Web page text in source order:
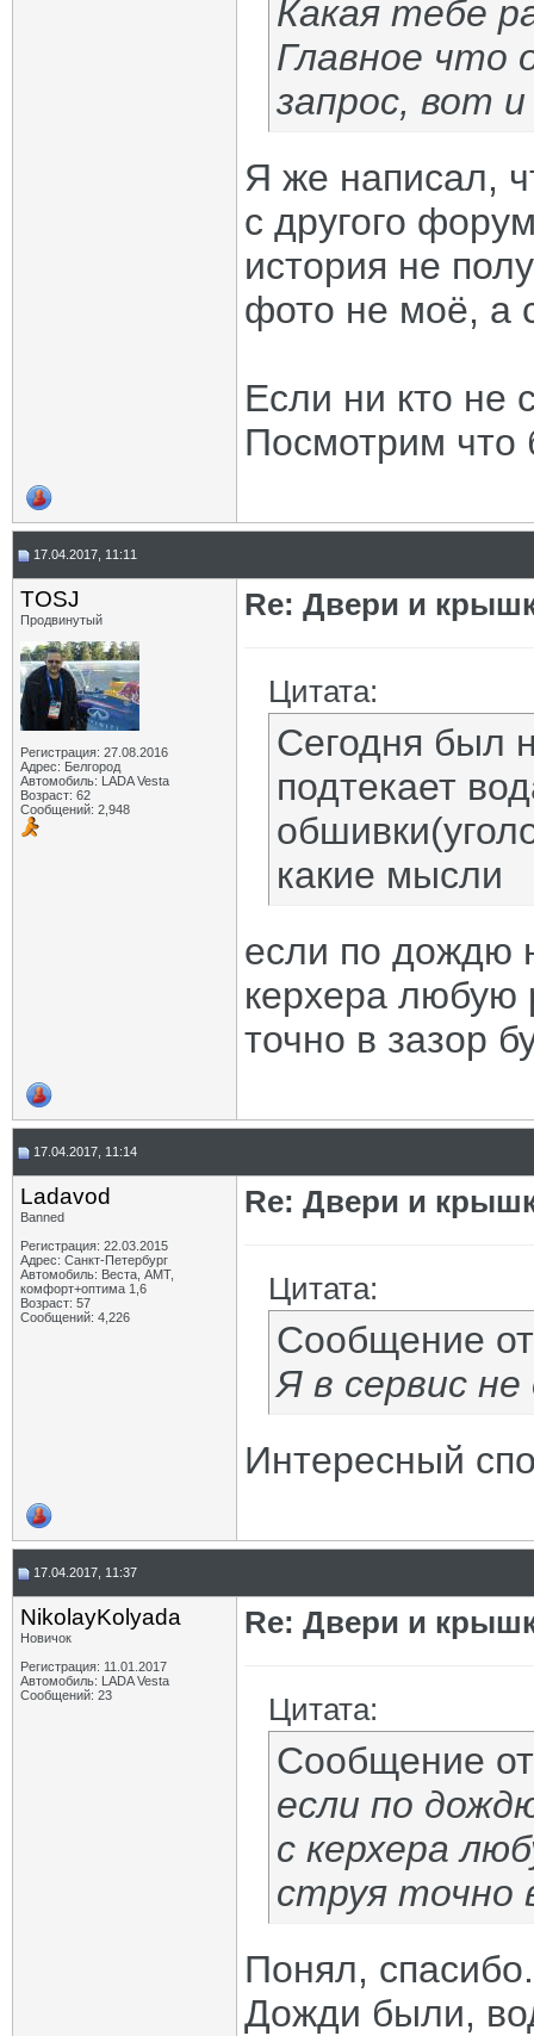
Какая тебе
Главное что
запрос, вот
Я же написал,
с другого
история не
фото не моё, а
Если ни кто не
Посмотрим что
17.04.2017, 11:11
TOSJ
Продвинутый
Регистрация: 27.08.2016
Адрес: Белгород
Автомобиль: LADA Vesta
Возраст: 62
Сообщений: 2,948
Re: Двери и
Цитата:
Сегодня был
подтекает
какие мысли
если по дождю
керхера любую
точно в зазор
17.04.2017, 11:14
Ladavod
Banned
Регистрация: 22.03.2015
Адрес: Санкт-Петербург
Автомобиль: Веста, АМТ,
комфорт+оптима 1,6
Возраст: 57
Сообщений: 4,226
Re: Двери и
Цитата:
Сообщение
Я в сервис
Интересный
17.04.2017, 11:37
NikolayKolyada
Новичок
Регистрация: 11.01.2017
Автомобиль: LADA Vesta
Сообщений: 23
Re: Двери и
Цитата:
Сообщение
если по
с керхера
струя точно
Понял, спасибо.
Дожди были,